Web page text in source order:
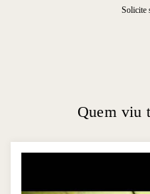
Solicite
Quem viu